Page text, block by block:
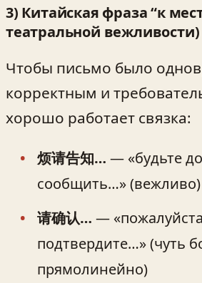
3) Китайская фраза “к
театральной вежливости)
Чтобы письмо было
корректным и
хорошо работает связка:
烦请告知… — «будьте
сообщить…» (вежливо)
请确认… — «пожалуйста
подтвердите…» (чуть
прямолинейно)